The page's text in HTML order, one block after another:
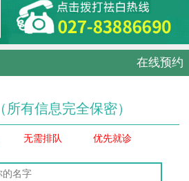
在线预约
（所有信息完全保密）
无需排队 优先就诊